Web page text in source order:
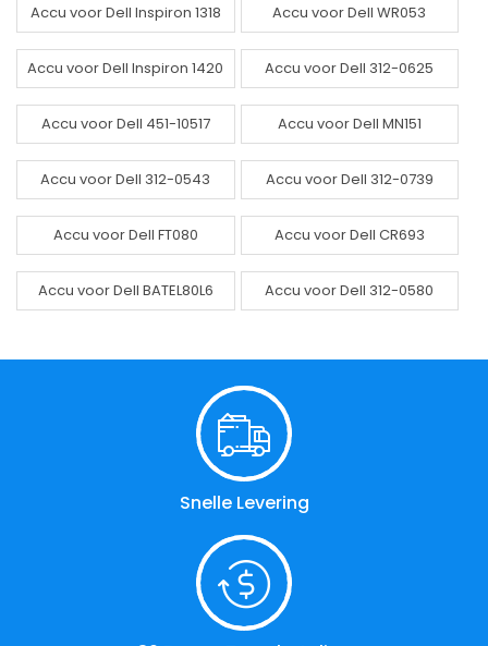
Accu voor Dell Inspiron 1318 Accu voor Dell WR053
Accu voor Dell Inspiron 1420 Accu voor Dell 312-0625
Accu voor Dell 451-10517 Accu voor Dell MN151
Accu voor Dell 312-0543 Accu voor Dell 312-0739
Accu voor Dell FT080 Accu voor Dell CR693
Accu voor Dell BATEL80L6 Accu voor Dell 312-0580
Snelle Levering